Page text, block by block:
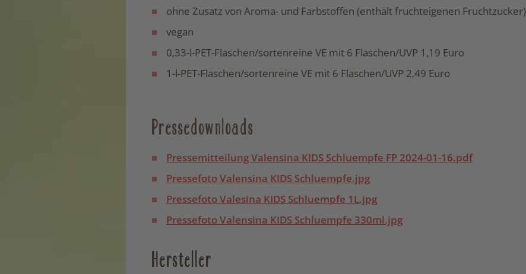
ohne Zusatz von Aroma- und Farbstoffen (enthält fruchteigenen Fruchtzucker)
vegan
0,33-l-PET-Flaschen/sortenreine VE mit 6 Flaschen/UVP 1,19 Euro
1-l-PET-Flaschen/sortenreine VE mit 6 Flaschen/UVP 2,49 Euro
Pressedownloads
Pressemitteilung Valensina KIDS Schluempfe FP 2024-01-16.pdf
Pressefoto Valensina KIDS Schluempfe.jpg
Pressefoto Valesina KIDS Schluempfe 1L.jpg
Pressefoto Valensina KIDS Schluempfe 330ml.jpg
Hersteller